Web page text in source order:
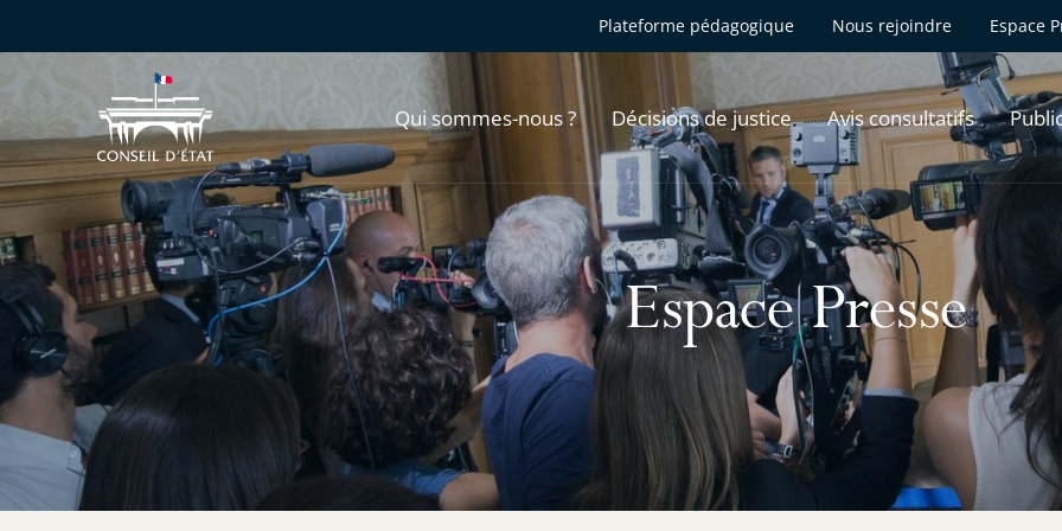
Plateforme pédagogique Nous rejoindre Espace
Qui sommes-nous ? Décisions de justice Avis consultatifs
Espace Presse